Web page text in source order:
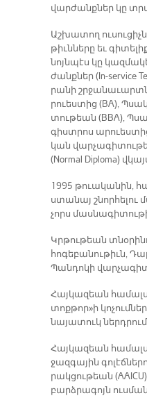
վար­ժանք­ներ կը
Աշ­խա­տող
թիւն­նե­րը եւ
նոյն­պէս կը
ժանք­ներ (In-service
րա­նի
րուես­տից (BA),
տու­թեան (BBA),
գիստ­րոս
կան
(Normal Diploma)
1995 թուա­կա­նին,
ստա­նայ
չորս
Կրթու­թեան
հո­գե­բա­նու­թիւն,
Պան­դո­կի
Հայ­կա­զեան
տոք­թո­ր­»ի
նա­յա­տուկ
Հայ­կա­զեան
ջազ­գա­յին
րակ­ցու­թեան
բարձ­րա­գոյն